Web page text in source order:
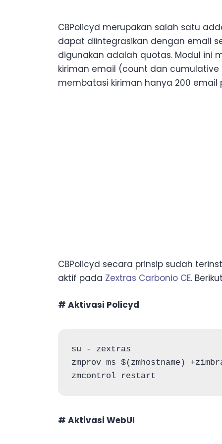
CBPolicyd merupakan salah satu
dapat diintegrasikan dengan email
digunakan adalah quotas. Modul ini
kiriman email (count dan
membatasi kiriman hanya 200 email
CBPolicyd secara prinsip sudah
aktif pada Zextras Carbonio CE.
# Aktivasi Policyd
su - zextras
zmprov ms $(zmhostname)
# Aktivasi WebUI